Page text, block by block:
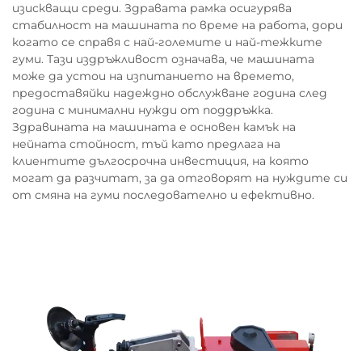
изискващи среди. Здравата рамка осигурява
стабилност на машината по време на работа, дори
когато се справя с най-големите и най-тежките
гуми. Тази издръжливост означава, че машината
може да устои на изпитанието на времето,
предоставяйки надеждно обслужване година след
година с минимални нужди от поддръжка.
Здравината на машината е основен камък на
нейната стойност, тъй като предлага на
клиентите дългосрочна инвестиция, на която
могат да разчитат, за да отговорят на нуждите си
от смяна на гуми последователно и ефективно.